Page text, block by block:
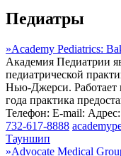
Педиатры
»Academy Pediatrics:
Академия Педиатрии
педиатрической
Нью-Джерси. Работает
года практика
Телефон: E-mail: Адрес:
732-617-8888
Тауншип
»Advocate Medical